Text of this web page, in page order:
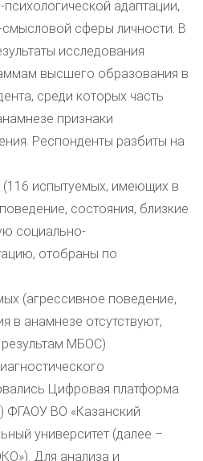
адаптации,
сферы личности. В
исследования
высшего образования в
среди которых часть
признаки
Респонденты разбиты на
(116 испытуемых, имеющих в
состояния, близкие
социально-
отобраны по
(агрессивное поведение,
в анамнезе отсутствуют,
МБОС).
Цифровая платформа
ФГАОУ ВО «Казанский
университет (далее –
Для анализа и